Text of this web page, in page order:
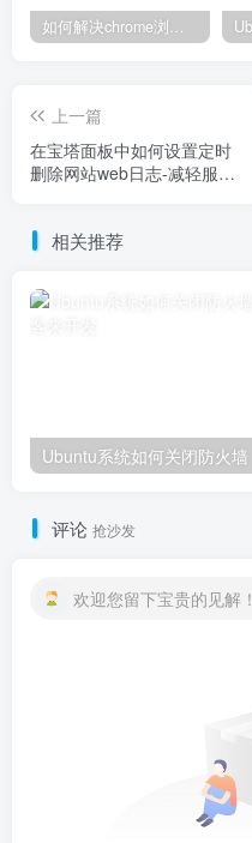
如何解决chrome浏览器显示您要访问的是诈骗网站解决办法
上一篇
在宝塔面板中如何设置定时
删除网站web日志-减轻服务
相关推荐
Ubuntu系统如何关闭防火墙
评论 抢沙发
欢迎您留下宝贵的见解！